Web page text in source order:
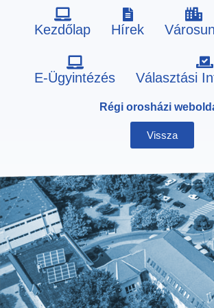
Kezdőlap Hírek
E-Ügyintézés Választási
Régi orosházi
Vissza